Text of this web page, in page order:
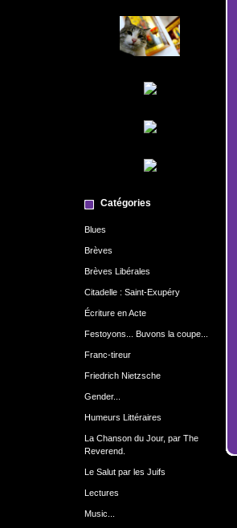
Catégories
Blues
Brèves
Brèves Libérales
Citadelle : Saint-Exupéry
Écriture en Acte
Festoyons... Buvons la coupe...
Franc-tireur
Friedrich Nietzsche
Gender...
Humeurs Littéraires
La Chanson du Jour, par The
Reverend.
Le Salut par les Juifs
Lectures
Music...